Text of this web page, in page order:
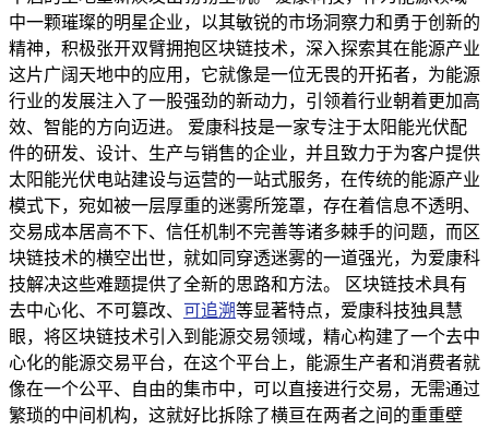
中一颗璀璨的明星企业，以其敏锐的市场洞察力和勇于创新的
精神，积极张开双臂拥抱区块链技术，深入探索其在能源产业
这片广阔天地中的应用，它就像是一位无畏的开拓者，为能源
行业的发展注入了一股强劲的新动力，引领着行业朝着更加高
效、智能的方向迈进。 爱康科技是一家专注于太阳能光伏配
件的研发、设计、生产与销售的企业，并且致力于为客户提供
太阳能光伏电站建设与运营的一站式服务，在传统的能源产业
模式下，宛如被一层厚重的迷雾所笼罩，存在着信息不透明、
交易成本居高不下、信任机制不完善等诸多棘手的问题，而区
块链技术的横空出世，就如同穿透迷雾的一道强光，为爱康科
技解决这些难题提供了全新的思路和方法。 区块链技术具有
去中心化、不可篡改、 可追溯等显著特点，爱康科技独具慧
眼，将区块链技术引入到能源交易领域，精心构建了一个去中
心化的能源交易平台，在这个平台上，能源生产者和消费者就
像在一个公平、自由的集市中，可以直接进行交易，无需通过
繁琐的中间机构，这就好比拆除了横亘在两者之间的重重壁